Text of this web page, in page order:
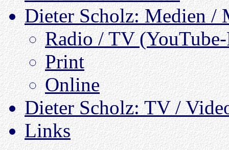
Dieter Scholz: Medien /
Radio / TV
Print
Online
Dieter Scholz: TV /
Links